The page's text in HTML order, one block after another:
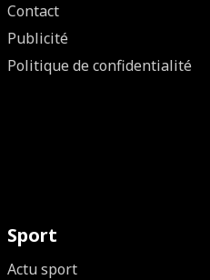
Contact
Publicité
Politique de confidentialité
Sport
Actu sport